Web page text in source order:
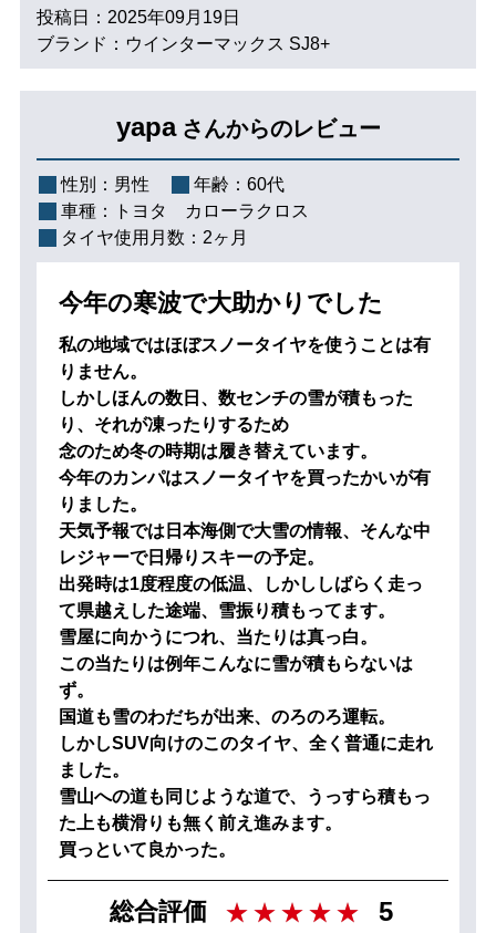
投稿日：2025年09月19日
ブランド：ウインターマックス SJ8+
yapa さんからのレビュー
性別： 男性 年齢： 60代
車種：
トヨタ カローラクロス
タイヤ使用月数： 2ヶ月
今年の寒波で大助かりでした
私の地域ではほぼスノータイヤを使うことは有
りません。
しかしほんの数日、数センチの雪が積もった
り、それが凍ったりするため
念のため冬の時期は履き替えています。
今年のカンパはスノータイヤを買ったかいが有
りました。
天気予報では日本海側で大雪の情報、そんな中
レジャーで日帰りスキーの予定。
出発時は1度程度の低温、しかししばらく走っ
て県越えした途端、雪振り積もってます。
雪屋に向かうにつれ、当たりは真っ白。
この当たりは例年こんなに雪が積もらないは
ず。
国道も雪のわだちが出来、のろのろ運転。
しかしSUV向けのこのタイヤ、全く普通に走れ
ました。
雪山への道も同じような道で、うっすら積もっ
た上も横滑りも無く前え進みます。
買っといて良かった。
総合評価 5